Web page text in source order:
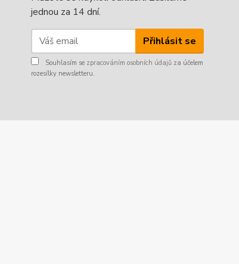
jednou za 14 dní.
Přihlásit se
Souhlasím se zpracováním osobních údajů za účelem
rozesílky newsletteru.